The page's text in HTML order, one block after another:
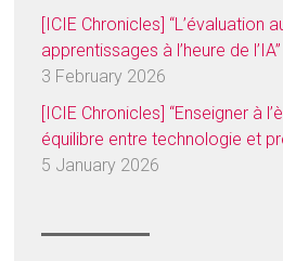
[ICIE Chronicles] “L’évaluation
apprentissages à l’heure de l’IA”
3 February 2026
[ICIE Chronicles] “Enseigner à
équilibre entre technologie et
5 January 2026